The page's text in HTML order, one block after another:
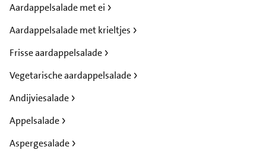
Aardappelsalade met ei
Aardappelsalade met krieltjes
Frisse aardappelsalade
Vegetarische aardappelsalade
Andijviesalade
Appelsalade
Aspergesalade